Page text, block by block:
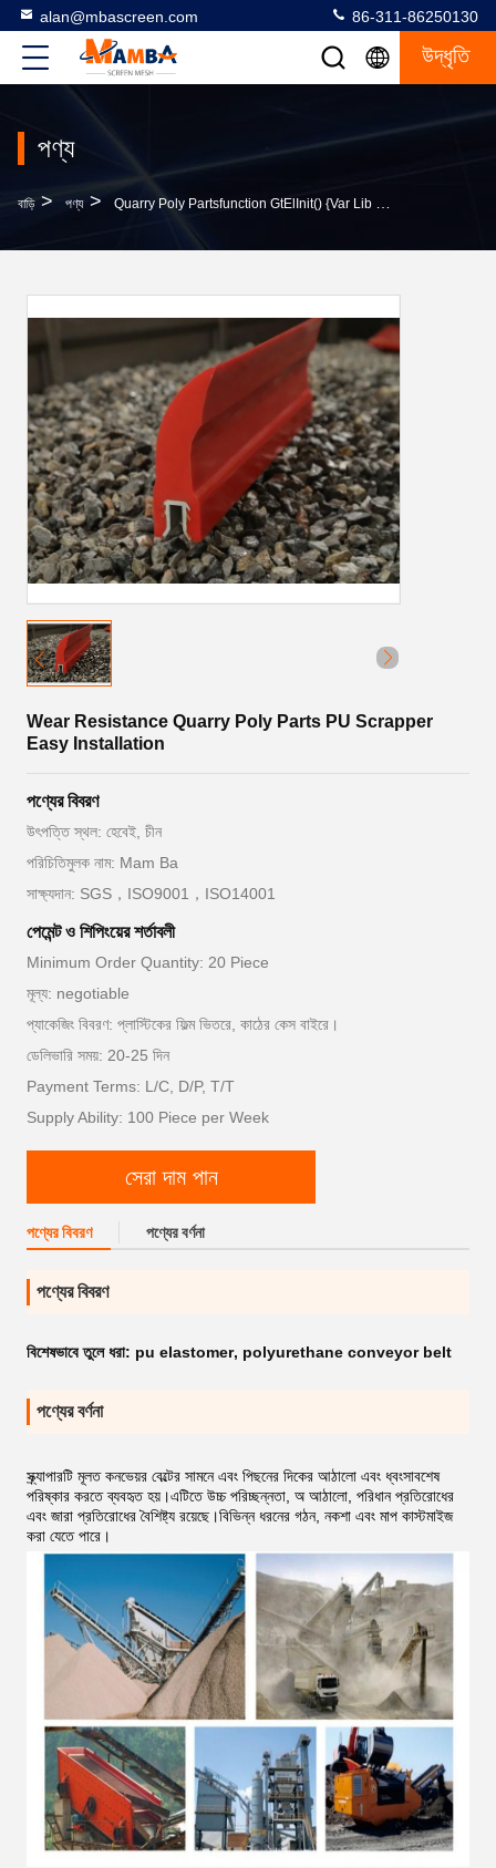
alan@mbascreen.com 86-311-86250130
উদ্ধৃতি
পণ্য
বাড়ি > পণ্য > Quarry Poly Partsfunction GtElInit() {var Lib = New Google.translate.TranslateService();lib.translat
Wear Resistance Quarry Poly Parts PU Scrapper
Easy Installation
পণ্যের বিবরণ
উৎপত্তি স্থল: হেবেই, চীন
পরিচিতিমুলক নাম: Mam Ba
সাক্ষ্যদান: SGS，ISO9001，ISO14001
পেমেন্ট ও শিপিংয়ের শর্তাবলী
Minimum Order Quantity: 20 Piece
মূল্য: negotiable
প্যাকেজিং বিবরণ: প্লাস্টিকের ফিল্ম ভিতরে, কাঠের কেস বাইরে।
ডেলিভারি সময়: 20-25 দিন
Payment Terms: L/C, D/P, T/T
Supply Ability: 100 Piece per Week
সেরা দাম পান
পণ্যের বিবরণ পণ্যের বর্ণনা
পণ্যের বিবরণ
বিশেষভাবে তুলে ধরা: pu elastomer, polyurethane conveyor belt
পণ্যের বর্ণনা
স্ক্র্যাপারটি মূলত কনভেয়র বেল্টের সামনে এবং পিছনের দিকের আঠালো এবং ধ্বংসাবশেষ
পরিষ্কার করতে ব্যবহৃত হয়।এটিতে উচ্চ পরিচ্ছন্নতা, অ আঠালো, পরিধান প্রতিরোধের
এবং জারা প্রতিরোধের বৈশিষ্ট্য রয়েছে।বিভিন্ন ধরনের গঠন, নকশা এবং মাপ কাস্টমাইজ
করা যেতে পারে।